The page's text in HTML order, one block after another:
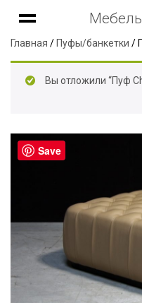
Мебель
Главная / Пуфы/банкетки /
Вы отложили “Пуф
Save